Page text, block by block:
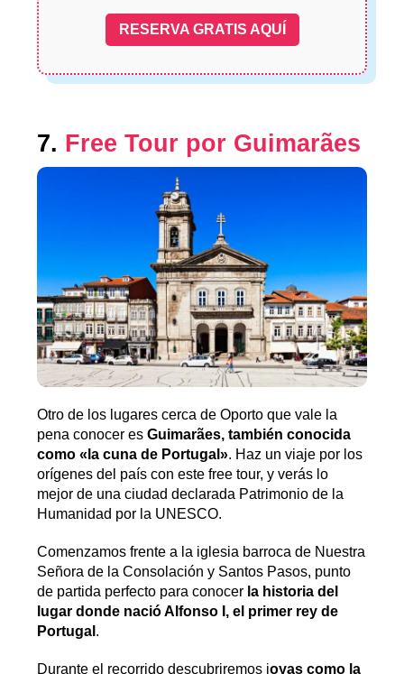
RESERVA GRATIS AQUÍ
7. Free Tour por Guimarães
Otro de los lugares cerca de Oporto que vale la
pena conocer esGuimarães, también conocida
como «la cuna de Portugal». Haz un viaje por los
orígenes del país con este free tour, y verás lo
mejor de una ciudad declarada Patrimonio de la
Humanidad por la UNESCO.
Comenzamos frente a la iglesia barroca de Nuestra
Señora de la Consolación y Santos Pasos, punto
de partida perfecto para conocer la historia del
lugar donde nació Alfonso I, el primer rey de
Portugal .
Durante el recorrido descubriremos joyas como la